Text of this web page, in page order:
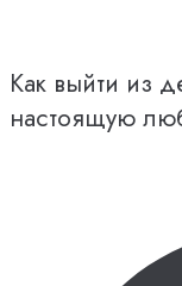
Как выйти из
настоящую